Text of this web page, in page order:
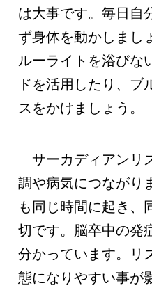
は大事です。毎日自
ず身体を動かしまし
ルーライトを浴びな
ドを活用したり、ブ
スをかけましょう。
サーカディアンリ
調や病気につながり
も同じ時間に起き、
切です。脳卒中の発
分かっています。リ
態になりやすい事が